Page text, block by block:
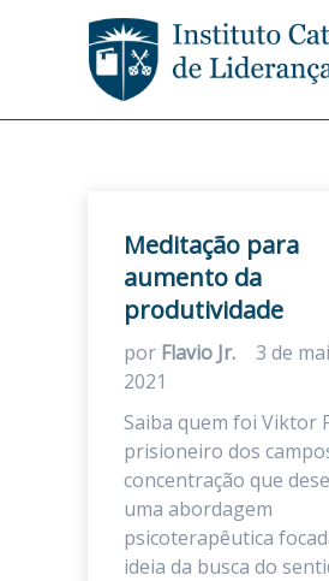
Meditação para
aumento da
produtividade
por Flavio Jr.
3 de
2021
Saiba quem foi Viktor
prisioneiro dos
concentração que
uma abordagem
psicoterapêutica
ideia da busca do